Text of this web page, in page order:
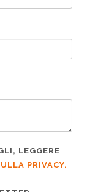
LEGGERE
PRIVACY.